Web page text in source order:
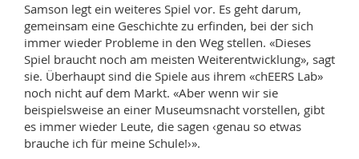
Samson legt ein weiteres Spiel vor. Es geht darum,
gemeinsam eine Geschichte zu erfinden, bei der sich
immer wieder Probleme in den Weg stellen. «Dieses
Spiel braucht noch am meisten Weiterentwicklung», sagt
sie. Überhaupt sind die Spiele aus ihrem «chEERS Lab»
noch nicht auf dem Markt. «Aber wenn wir sie
beispielsweise an einer Museumsnacht vorstellen, gibt
es immer wieder Leute, die sagen ‹genau so etwas
brauche ich für meine Schule!›».